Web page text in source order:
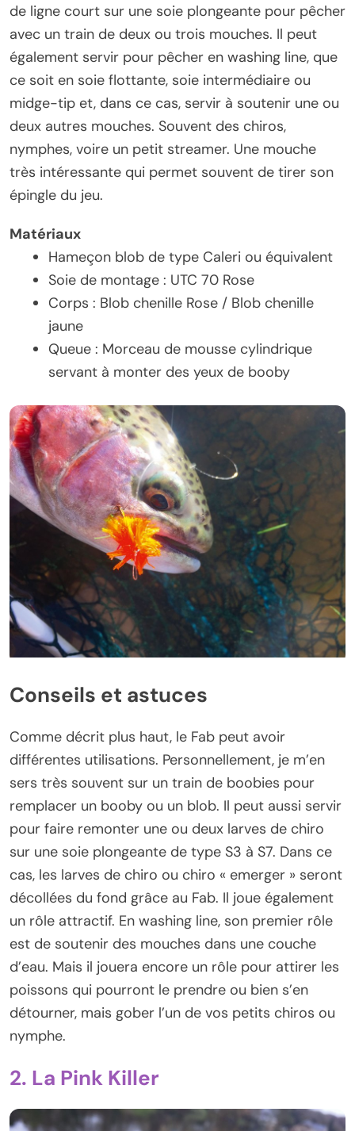
de ligne court sur une soie plongeante pour pêcher
avec un train de deux ou trois mouches. Il peut
également servir pour pêcher en washing line, que
ce soit en soie flottante, soie intermédiaire ou
midge-tip et, dans ce cas, servir à soutenir une ou
deux autres mouches. Souvent des chiros,
nymphes, voire un petit streamer. Une mouche
très intéressante qui permet souvent de tirer son
épingle du jeu.
Matériaux
Hameçon blob de type Caleri ou équivalent
Soie de montage : UTC 70 Rose
Corps : Blob chenille Rose / Blob chenille
jaune
Queue : Morceau de mousse cylindrique
servant à monter des yeux de booby
Conseils et astuces
Comme décrit plus haut, le Fab peut avoir
différentes utilisations. Personnellement, je m’en
sers très souvent sur un train de boobies pour
remplacer un booby ou un blob. Il peut aussi servir
pour faire remonter une ou deux larves de chiro
sur une soie plongeante de type S3 à S7. Dans ce
cas, les larves de chiro ou chiro « emerger » seront
décollées du fond grâce au Fab. Il joue également
un rôle attractif. En washing line, son premier rôle
est de soutenir des mouches dans une couche
d’eau. Mais il jouera encore un rôle pour attirer les
poissons qui pourront le prendre ou bien s’en
détourner, mais gober l’un de vos petits chiros ou
nymphe.
2. La Pink Killer